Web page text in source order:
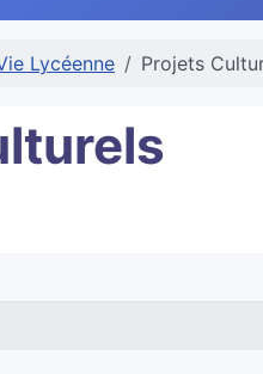
Lycéenne Projets